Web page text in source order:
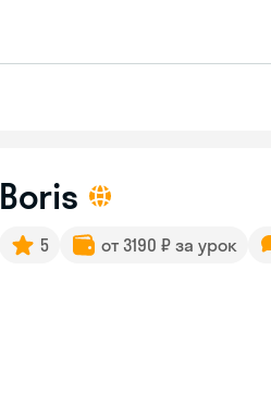
Boris
5 от 3190 ₽ за урок